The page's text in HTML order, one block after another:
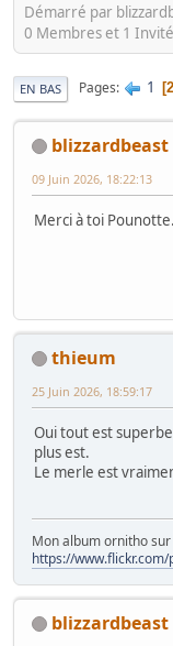
Démarré par
0 Membres et 1
EN BAS Pages 1 2
blizzardbeast
09 Juin 2026, 18:22:13
Merci à toi
thieum
25 Juin 2026, 18:59:17
Oui tout est
plus est.
Le merle est
Mon album ornitho
https://
blizzardbeast